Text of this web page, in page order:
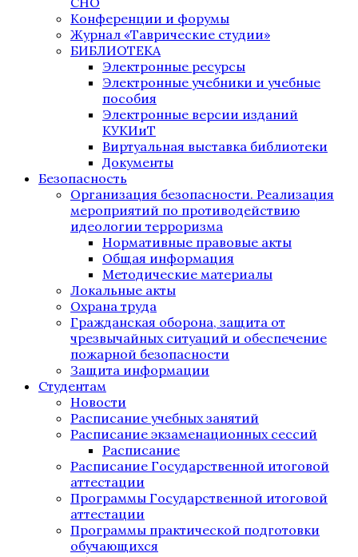
Конференции и форумы
Журнал «Таврические студии»
БИБЛИОТЕКА
Электронные ресурсы
Электронные учебники и учебные
пособия
Электронные версии изданий
КУКИиТ
Виртуальная выставка библиотеки
Документы
Безопасность
Организация безопасности. Реализация
мероприятий по противодействию
идеологии терроризма
Нормативные правовые акты
Общая информация
Методические материалы
Локальные акты
Охрана труда
Гражданская оборона, защита от
чрезвычайных ситуаций и обеспечение
пожарной безопасности
Защита информации
Студентам
Новости
Расписание учебных занятий
Расписание экзаменационных сессий
Расписание
Расписание Государственной итоговой
аттестации
Программы Государственной итоговой
аттестации
Программы практической подготовки
обучающихся